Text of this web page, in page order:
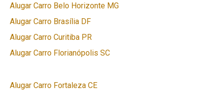
Alugar Carro Belo Horizonte MG
Alugar Carro Brasília DF
Alugar Carro Curitiba PR
Alugar Carro Florianópolis SC
Alugar Carro Fortaleza CE